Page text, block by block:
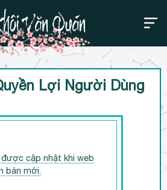
Lợi Người Dùng
cập nhật khi web
bản mới.